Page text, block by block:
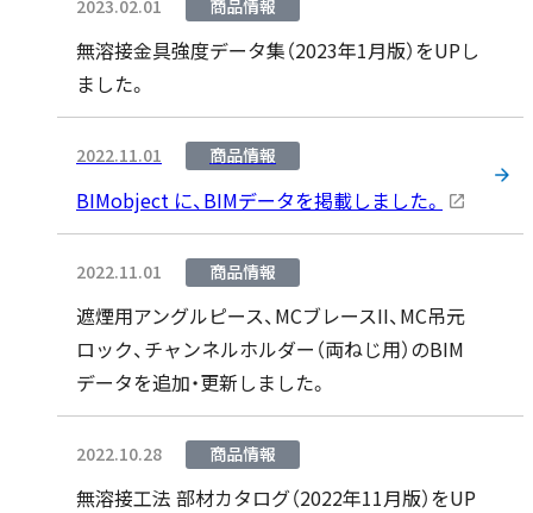
2023.02.01 商品情報
無溶接金具強度データ集（2023年1月版）をUPし
ました。
2022.11.01 商品情報
BIMobject に、BIMデータを掲載しました。
2022.11.01 商品情報
遮煙用アングルピース、MCブレースII、MC吊元
ロック、チャンネルホルダー（両ねじ用）のBIM
データを追加・更新しました。
2022.10.28 商品情報
無溶接工法 部材カタログ（2022年11月版）をUP